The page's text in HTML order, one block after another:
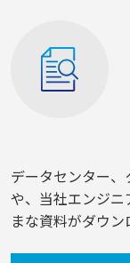
データセンター
や、当社エンジ
まな資料がダウン